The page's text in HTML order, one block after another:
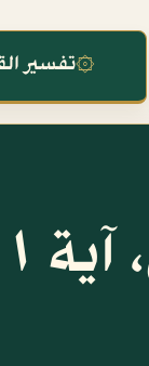
۞تفسير
١